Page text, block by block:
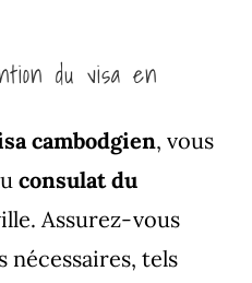
du visa en
cambodgien, vous
consulat du
Assurez-vous
nécessaires, tels